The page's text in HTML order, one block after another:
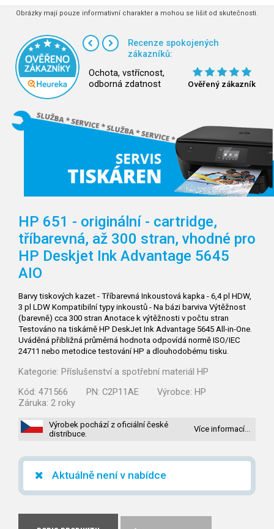
Obrázky mají pouze informativní charakter a mohou se lišit od skutečnosti.
Recenze spokojených
zákazníků:
Ochota, vstřícnost,
odborná zdatnost
Ověřený zákazník
HP 651 - originální - cartridge,
tříbarevná, až 300 stran, vhodné pro
HP Deskjet Ink Advantage 5645
AIO
Barvy tiskových kazet - Tříbarevná Inkoustová kapka - 6,4 pl HDW,
3 pl LDW Kompatibilní typy inkoustů - Na bázi barviva Výtěžnost
(barevně) cca 300 stran Anotace k výtěžnosti v počtu stran
Testováno na tiskárně HP DeskJet Ink Advantage 5645 All-in-One.
Uváděná přibližná průměrná hodnota odpovídá normě ISO/IEC
24711 nebo metodice testování HP a dlouhodobému tisku.
Kategorie: Příslušenství a spotřební materiál HP
Kód: 471566 PN: C2P11AE Výrobce: HP
Záruka: 2 roky
Výrobek pochází z oficiální české
distribuce.
Více informací…
Aktuálně není v nabídce